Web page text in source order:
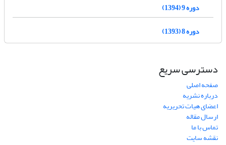
دوره 9 (1394)
دوره 8 (1393)
دسترسی سریع
صفحه اصلی
درباره نشریه
اعضای هیات تحریریه
ارسال مقاله
تماس با ما
نقشه سایت